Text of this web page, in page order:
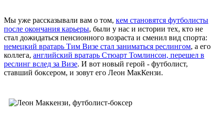
Мы уже рассказывали вам о том, кем становятся футболисты
после окончания карьеры, были у нас и истории тех, кто не
стал дожидаться пенсионного возраста и сменил вид спорта:
немецкий вратарь Тим Визе стал заниматься реслингом, а его
коллега, английский вратарь Стюарт Томлинсон, перешел в
реслинг вслед за Визе. И вот новый герой - футболист,
ставший боксером, и зовут его Леон МакКензи.